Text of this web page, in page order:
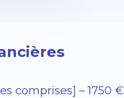
comprises] – 1750 €